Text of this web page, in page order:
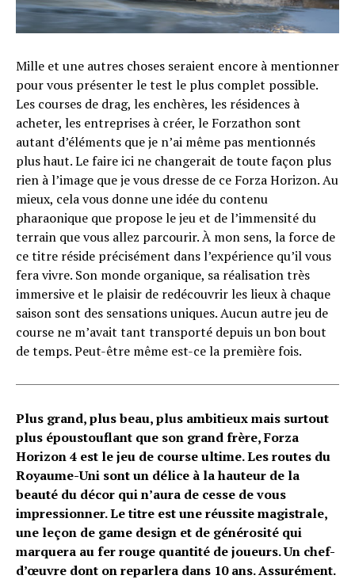
Mille et une autres choses seraient encore à mentionner
pour vous présenter le test le plus complet possible.
Les courses de drag, les enchères, les résidences à
acheter, les entreprises à créer, le Forzathon sont
autant d’éléments que je n’ai même pas mentionnés
plus haut. Le faire ici ne changerait de toute façon plus
rien à l’image que je vous dresse de ce Forza Horizon. Au
mieux, cela vous donne une idée du contenu
pharaonique que propose le jeu et de l’immensité du
terrain que vous allez parcourir. À mon sens, la force de
ce titre réside précisément dans l’expérience qu’il vous
fera vivre. Son monde organique, sa réalisation très
immersive et le plaisir de redécouvrir les lieux à chaque
saison sont des sensations uniques. Aucun autre jeu de
course ne m’avait tant transporté depuis un bon bout
de temps. Peut-être même est-ce la première fois.
Plus grand, plus beau, plus ambitieux mais surtout
plus époustouflant que son grand frère, Forza
Horizon 4 est le jeu de course ultime. Les routes du
Royaume-Uni sont un délice à la hauteur de la
beauté du décor qui n’aura de cesse de vous
impressionner. Le titre est une réussite magistrale,
une leçon de game design et de générosité qui
marquera au fer rouge quantité de joueurs. Un chef-
d’œuvre dont on reparlera dans 10 ans. Assurément.